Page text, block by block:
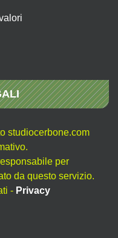
studiocerbone.com
per
da questo servizio.
- Privacy